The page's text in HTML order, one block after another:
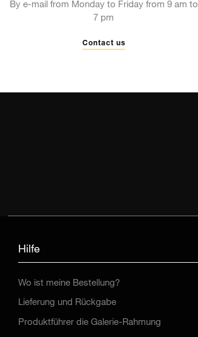
By e-mail from Monday to Friday from 9 am to
7 pm
Contact us
Hilfe
Wo ist meine Bestellung?
Lieferung und Rückgabe
Produktführer die Galerie-Rahmung